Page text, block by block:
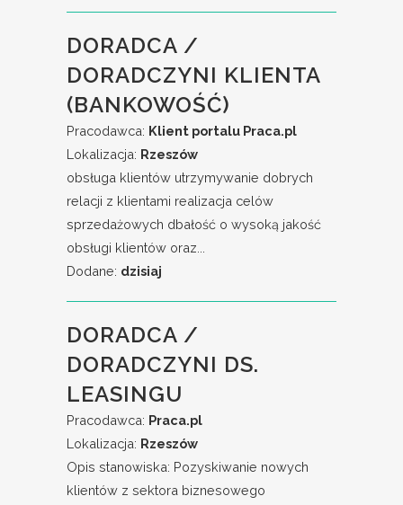
DORADCA /
DORADCZYNI KLIENTA
(BANKOWOŚĆ)
Pracodawca: Klient portalu Praca.pl
Lokalizacja: Rzeszów
obsługa klientów utrzymywanie dobrych
relacji z klientami realizacja celów
sprzedażowych dbałość o wysoką jakość
obsługi klientów oraz...
Dodane: dzisiaj
DORADCA /
DORADCZYNI DS.
LEASINGU
Pracodawca: Praca.pl
Lokalizacja: Rzeszów
Opis stanowiska: Pozyskiwanie nowych
klientów z sektora biznesowego